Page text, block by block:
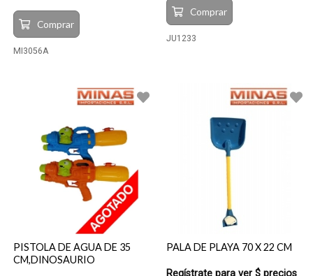
Comprar
MI3056A
Comprar
JU1233
PISTOLA DE AGUA DE 35
CM,DINOSAURIO
PALA DE PLAYA 70 X 22 CM
Regístrate para ver $ precios